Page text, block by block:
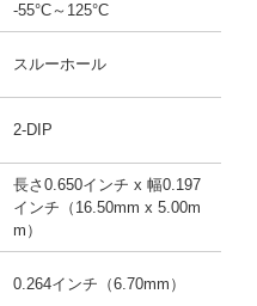
-55°C～125°C
スルーホール
2-DIP
長さ0.650インチ x 幅0.197
インチ（16.50mm x 5.00m
m）
0.264インチ（6.70mm）